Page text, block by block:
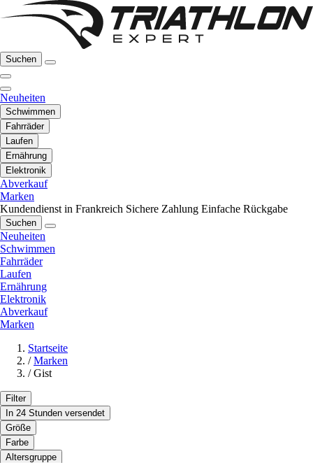
Suchen
Neuheiten
Schwimmen
Fahrräder
Laufen
Ernährung
Elektronik
Abverkauf
Marken
Kundendienst in Frankreich Sichere Zahlung Einfache Rückgabe
Suchen
Neuheiten
Schwimmen
Fahrräder
Laufen
Ernährung
Elektronik
Abverkauf
Marken
Startseite
/ Marken
/ Gist
Filter
In 24 Stunden versendet
Größe
Farbe
Altersgruppe